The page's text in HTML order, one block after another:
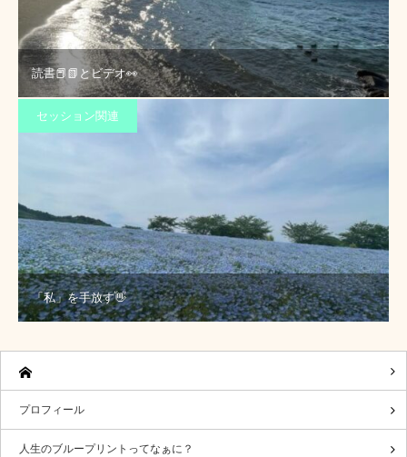
読書📕📗とビデオ👀
セッション関連
「私」を手放す👋
プロフィール
人生のブループリントってなぁに？